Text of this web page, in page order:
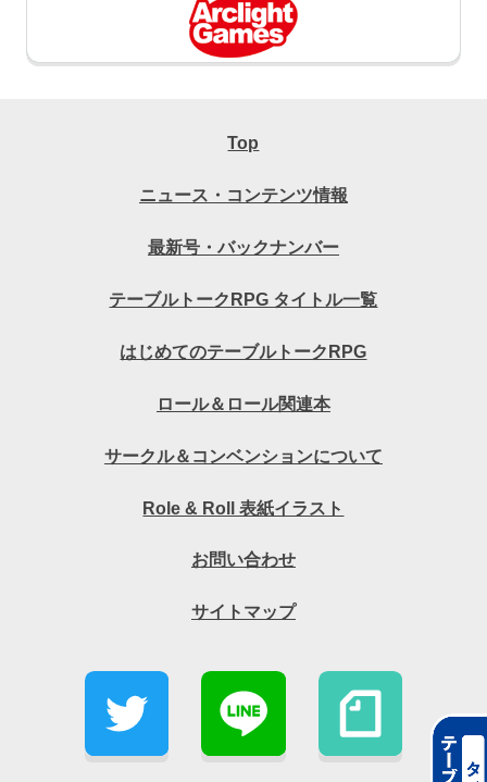
Top
ニュース・コンテンツ情報
最新号・バックナンバー
テーブルトークRPG タイトル一覧
はじめてのテーブルトークRPG
ロール＆ロール関連本
サークル＆コンベンションについて
Role & Roll 表紙イラスト
お問い合わせ
サイトマップ